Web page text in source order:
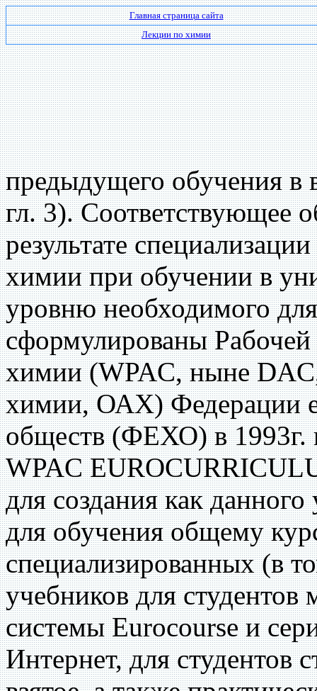
Главная страница сайта
Лекции по химии
предыдущего обучения в
гл. 3). Соответствующее
результате
химии при обучении в
уровню необходимого
сформулированы
химии (WPAC, ныне
химии, ОАХ) Федерации
обществ (ФЕХО) в 1993г.
WPAC
для создания как
для обучения общему
специализированных (в
учебников для
системы Eurocourse и
Интернет, для студентов